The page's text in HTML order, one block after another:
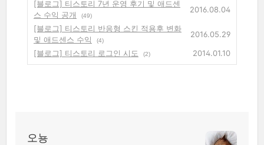
[블로그] 티스토리 7년 운영 후기 및 애드센
스 수익 공개
(49)
2016.08.04
[블로그] 티스토리 반응형 스킨 적용후 변화
및 애드센스 수익
(4)
2016.05.29
[블로그] 티스토리 로그인 시도
(2) 2014.01.10
오뇽